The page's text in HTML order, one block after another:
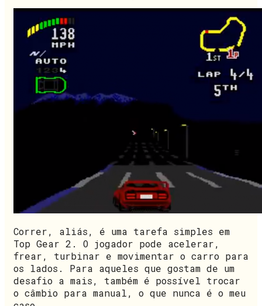
Correr, aliás, é uma tarefa simples em
Top Gear 2. O jogador pode acelerar,
frear, turbinar e movimentar o carro para
os lados. Para aqueles que gostam de um
desafio a mais, também é possível trocar
o câmbio para manual, o que nunca é o meu